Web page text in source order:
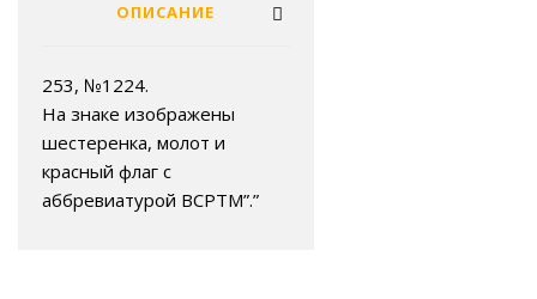
ОПИСАНИЕ
253, №1224.
На знаке изображены
шестеренка, молот и
красный флаг с
аббревиатурой ВСРТМ”.”